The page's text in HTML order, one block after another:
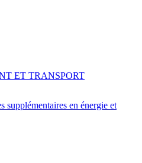
supplémentaires en énergie et
ET TRANSPORT